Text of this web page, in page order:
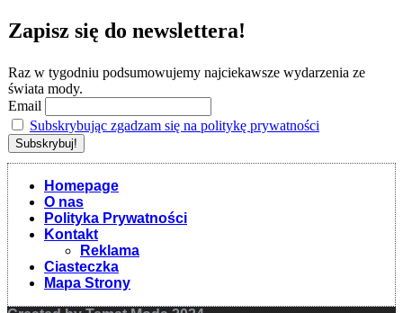
Zapisz się do newslettera!
Raz w tygodniu podsumowujemy najciekawsze wydarzenia ze
świata mody.
Email
Subskrybując zgadzam się na politykę prywatności
Homepage
O nas
Polityka Prywatności
Kontakt
Reklama
Ciasteczka
Mapa Strony